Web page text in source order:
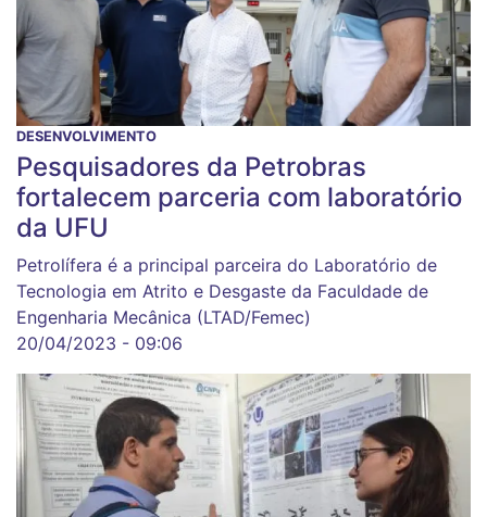
DESENVOLVIMENTO
Pesquisadores da Petrobras
fortalecem parceria com laboratório
da UFU
Petrolífera é a principal parceira do Laboratório de
Tecnologia em Atrito e Desgaste da Faculdade de
Engenharia Mecânica (LTAD/Femec)
20/04/2023 - 09:06